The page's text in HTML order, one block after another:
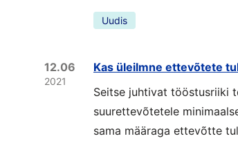
Uudis
12.06
2021
Kas üleilmne ettevõtete
Seitse juhtivat tööstusriiki
suurettevõtetele
sama määraga ettevõtte